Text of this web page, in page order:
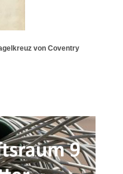
von Coventry